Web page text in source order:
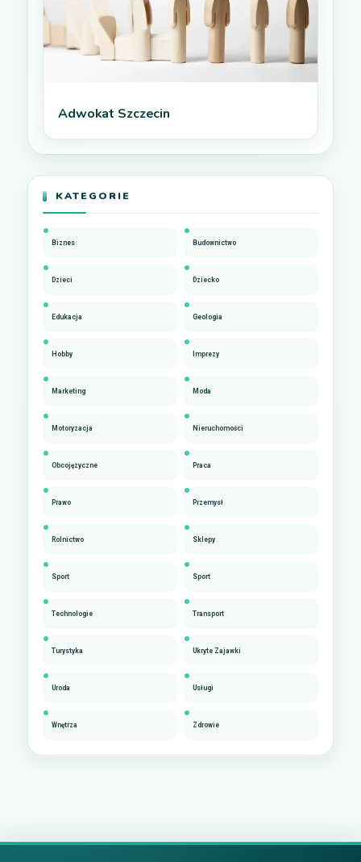
Adwokat Szczecin
KATEGORIE
Biznes Budownictwo
Dzieci Dziecko
Edukacja Geologia
Hobby Imprezy
Marketing Moda
Motoryzacja Nieruchomości
Obcojęzyczne Praca
Prawo Przemysł
Rolnictwo Sklepy
Sport Sport
Technologie Transport
Turystyka Ukryte Zajawki
Uroda Usługi
Wnętrza Zdrowie